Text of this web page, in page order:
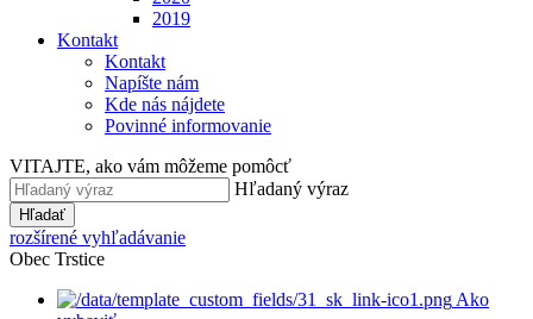
2019
Kontakt
Kontakt
Napíšte nám
Kde nás nájdete
Povinné informovanie
VITAJTE, ako vám môžeme pomôcť
Hľadaný výraz
Hľadať
rozšírené vyhľadávanie
Obec Trstice
Ako